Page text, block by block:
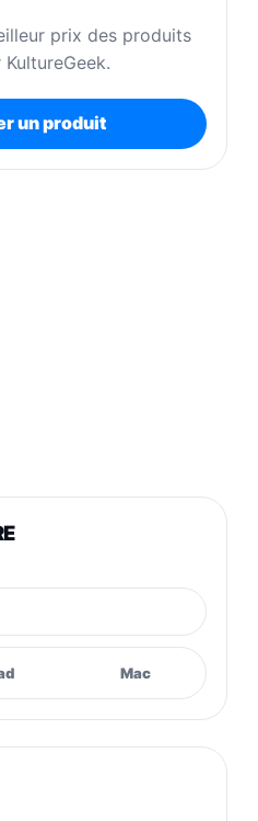
prix des produits
un produit
Mac